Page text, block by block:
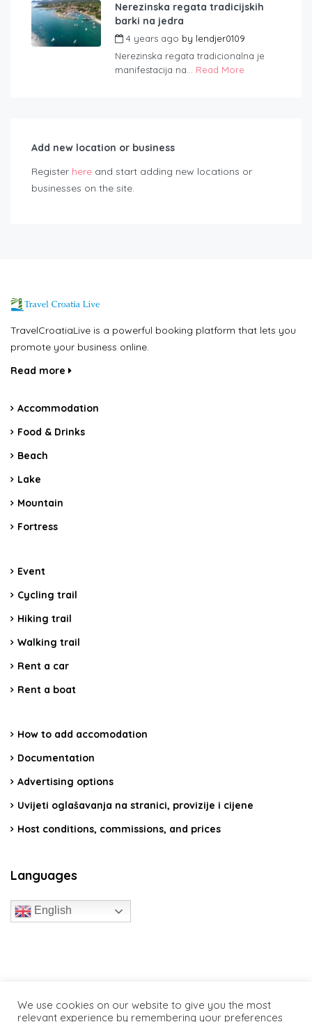
Nerezinska regata tradicijskih
barki na jedra
4 years ago by lendjer0109
Nerezinska regata tradicionalna je
manifestacija na... Read More
Add new location or business
Register here and start adding new locations or
businesses on the site.
TravelCroatiaLive is a powerful booking platform that lets you
promote your business online.
Read more
Accommodation
Food & Drinks
Beach
Lake
Mountain
Fortress
Event
Cycling trail
Hiking trail
Walking trail
Rent a car
Rent a boat
How to add accomodation
Documentation
Advertising options
Uvijeti oglašavanja na stranici, provizije i cijene
Host conditions, commissions, and prices
Languages
English
We use cookies on our website to give you the most
relevant experience by remembering your preferences